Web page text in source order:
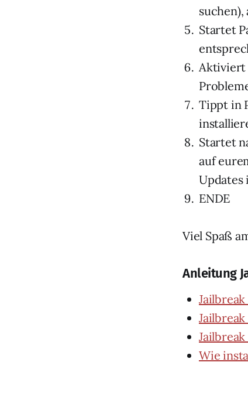
Startet
Aktiviert
Tippt in
Startet
auf
Updates
ENDE
Viel Spaß
Anleitung
Wie